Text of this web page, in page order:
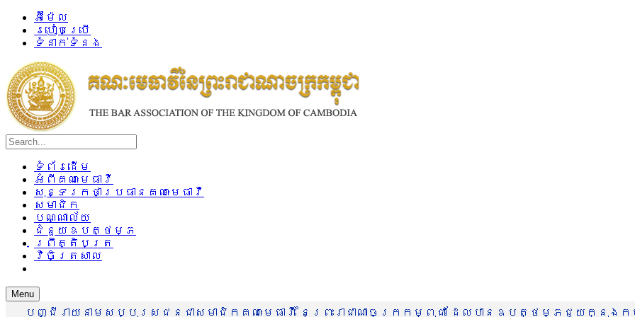
អ៊ីម៉ែល
របៀបប្រើ
ទំនាក់ទំនង
ទំព័រដើម
អំពីគណៈមេធាវី
សុន្ទរកថាប្រធានគណៈមេធាវី
សមាជិក
បណ្ណាល័យ
ជំនួយឧបត្ថម្ភ
ព្រឹត្តិបត្រ
វិចិត្រសាល
Menu
បញ្ជីរាយនាមសប្បុរសជនជាសមាជិកគណៈមេធាវី នៃព្រះរាជាណាចក្រកម្ពុជា ដែលបានឧបត្ថម្ភជួយក្នុង